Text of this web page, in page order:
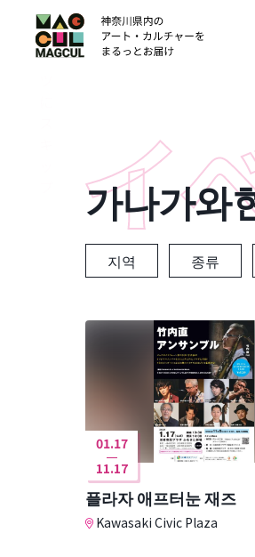
ン
テ
ン
가나가와
지역 종류
01.17
11.17
플라자 애프터눈 재즈
Kawasaki Civic Plaza